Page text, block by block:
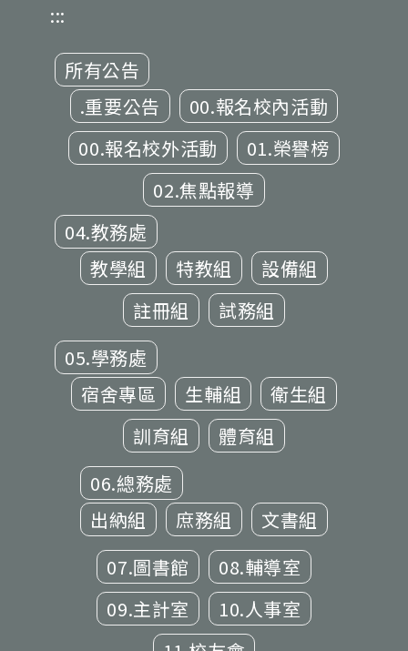
:::
所有公告
.重要公告
00.報名校內活動
00.報名校外活動
01.榮譽榜
02.焦點報導
04.教務處
教學組
特教組
設備組
註冊組
試務組
05.學務處
宿舍專區
生輔組
衛生組
訓育組
體育組
06.總務處
出納組
庶務組
文書組
07.圖書館
08.輔導室
09.主計室
10.人事室